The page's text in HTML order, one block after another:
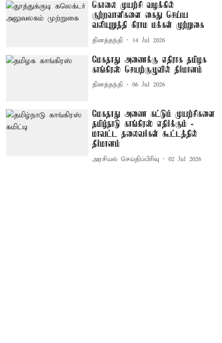
கொலை முயற்சி வழக்கில்
குற்றவாளிகளை கைது செய்ய
வலியுறுத்தி கிராம மக்கள் முற்றுகை
தினத்தந்தி 14 Jul 2026
மேகதாது அணைக்கு எதிராக தமிழக
காங்கிரஸ் செயற்குழுவில் தீர்மானம்
தினத்தந்தி 06 Jul 2026
மேகதாது அணை கட்டும் முயற்சிகளை
தமிழ்நாடு காங்கிரஸ் எதிர்க்கும் -
மாவட்ட தலைவர்கள் கூட்டத்தில்
தீர்மானம்
அரசியல் செய்திப்பிரிவு 02 Jul 2026